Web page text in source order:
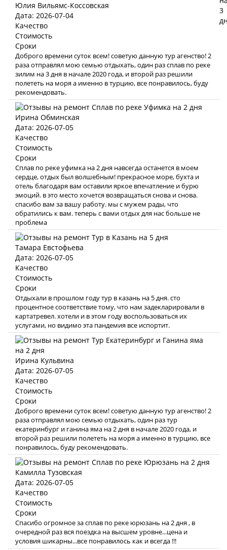
Юлия Вильямс-Коссовская
Дата: 2026-07-04
Качество
Стоимость
Сроки
Доброго времени суток всем! советую данную тур агенство! 2
раза отправлял мою семью отдыхать, один раз сплав по реке
зилим на 3 дня в начале 2020 года, и второй раз решили
полететь на моря а именно в турцию, все понравилось, буду
рекомендовать.
Ирина Обминская
Дата: 2026-07-05
Качество
Стоимость
Сроки
Сплав по реке уфимка на 2 дня навсегда останется в моем
сердце, отдых был волшебным! прекрасное море, бухта и
отель благодаря вам оставили яркое впечатление и бурю
эмоций. в это место хочется возвращаться снова и снова.
спасибо вам за вашу работу. мы с мужем рады, что
обратились к вам. теперь с вами отдых для нас больше не
проблема
Тамара Евстофьева
Дата: 2026-07-05
Качество
Стоимость
Сроки
Отдыхали в прошлом году тур в казань на 5 дня. сто
процентное соответствие тому, что нам задекларировали в
картатревел. хотели и в этом году воспользоваться их
услугами, но видимо эта пандемия все испортит.
Ирина Кульвина
Дата: 2026-07-05
Качество
Стоимость
Сроки
Доброго времени суток всем! советую данную тур агенство! 2
раза отправлял мою семью отдыхать, один раз тур
екатеринбург и ганина яма на 2 дня в начале 2020 года, и
второй раз решили полететь на моря а именно в турцию, все
понравилось, буду рекомендовать.
Камилла Тузовская
Дата: 2026-07-05
Качество
Стоимость
Сроки
Спасибо огромное за сплав по реке юрюзань на 2 дня , в
очередной раз вся поездка на высшем уровне...цена и
условия шикарны...все понравилось как и всегда !!!